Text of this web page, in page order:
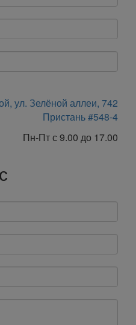
ул. Зелёной аллеи, 742
Пристань #548-4
Пн-Пт с 9.00 до 17.00